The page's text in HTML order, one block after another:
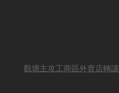
觀塘主攻工商區外賣店轉讓